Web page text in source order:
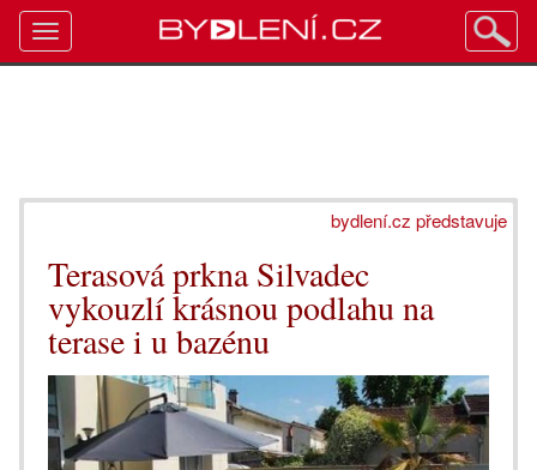
bydlení.cz představuje
Terasová prkna Silvadec
vykouzlí krásnou podlahu na
terase i u bazénu
Toggle
navigation